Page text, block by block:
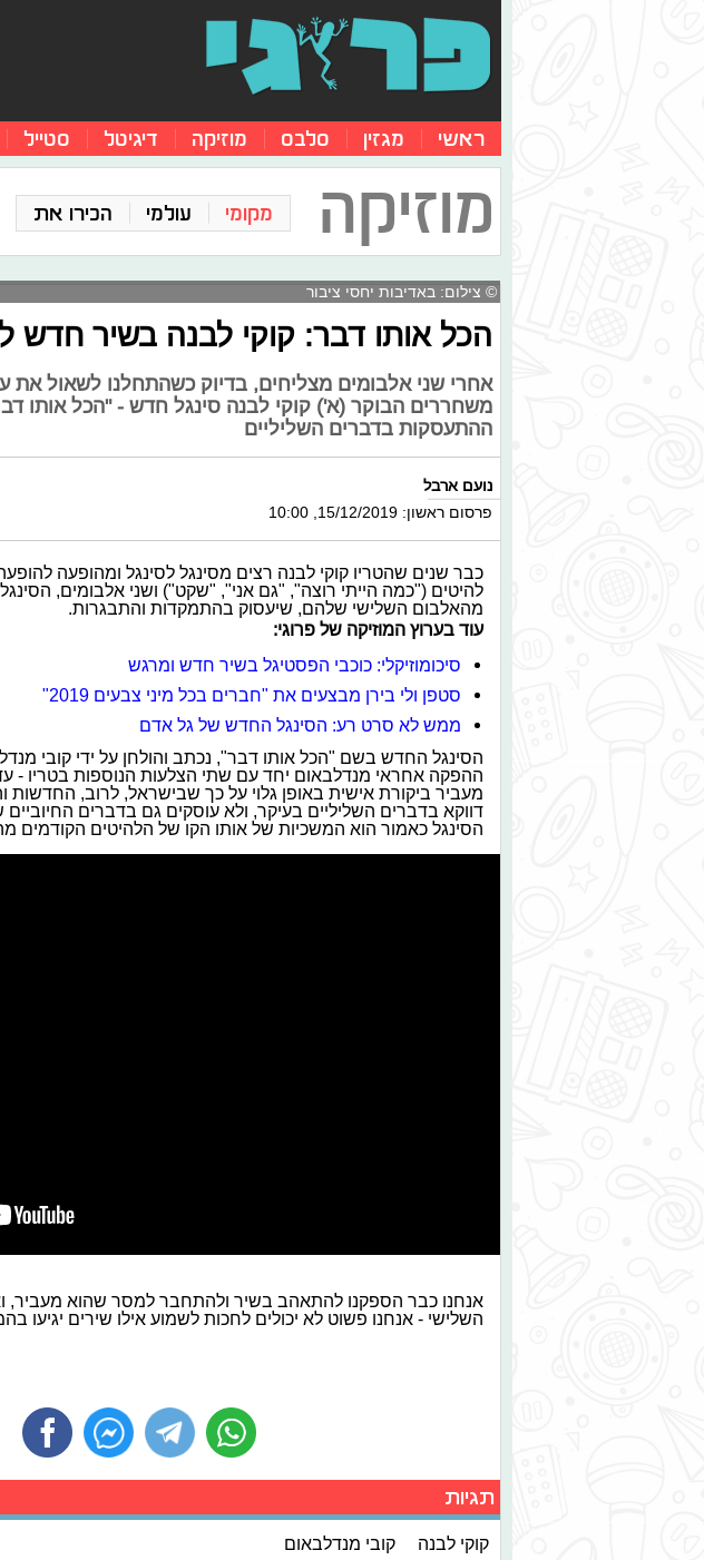
ראשי מגזין סלבס מוזיקה דיגיטל סטייל
מוזיקה מקומי עולמי הכירו את
© צילום: באדיבות יחסי ציבור
הכל אותו דבר: קוקי לבנה בשיר חדש
אחרי שני אלבומים מצליחים, בדיוק כשהתחלנו לשאול את
משחררים הבוקר (א') קוקי לבנה סינגל חדש - "הכל אותו
ההתעסקות בדברים השליליים
נועם ארבל
פרסום ראשון: 15/12/2019, 10:00
כבר שנים שהטריו קוקי לבנה רצים מסינגל לסינגל ומהופעה
להיטים ("כמה הייתי רוצה", "גם אני", "שקט") ושני אלבומים,
מהאלבום השלישי שלהם, שיעסוק בהתמקדות והתבגרות.
עוד בערוץ המוזיקה של פרוגי:
סיכומוזיקלי: כוכבי הפסטיגל בשיר חדש ומרגש
סטפן ולי בירן מבצעים את "חברים בכל מיני צבעים 2019"
ממש לא סרט רע: הסינגל החדש של גל אדם
הסינגל החדש בשם "הכל אותו דבר", נכתב והולחן על ידי קובי
ההפקה אחראי מנדלבאום יחד עם שתי הצלעות הנוספות בטריו -
מעביר ביקורת אישית באופן גלוי על כך שבישראל, לרוב,
דווקא בדברים השליליים בעיקר, ולא עוסקים גם בדברים
הסינגל כאמור הוא המשכיות של אותו הקו של הלהיטים הקודמים
אנחנו כבר הספקנו להתאהב בשיר ולהתחבר למסר שהוא מעביר,
השלישי - אנחנו פשוט לא יכולים לחכות לשמוע אילו שירים יגיעו
תגיות
קוקי לבנה קובי מנדלבאום